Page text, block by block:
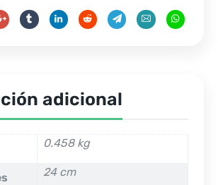
adicional
0.458 kg
24 cm